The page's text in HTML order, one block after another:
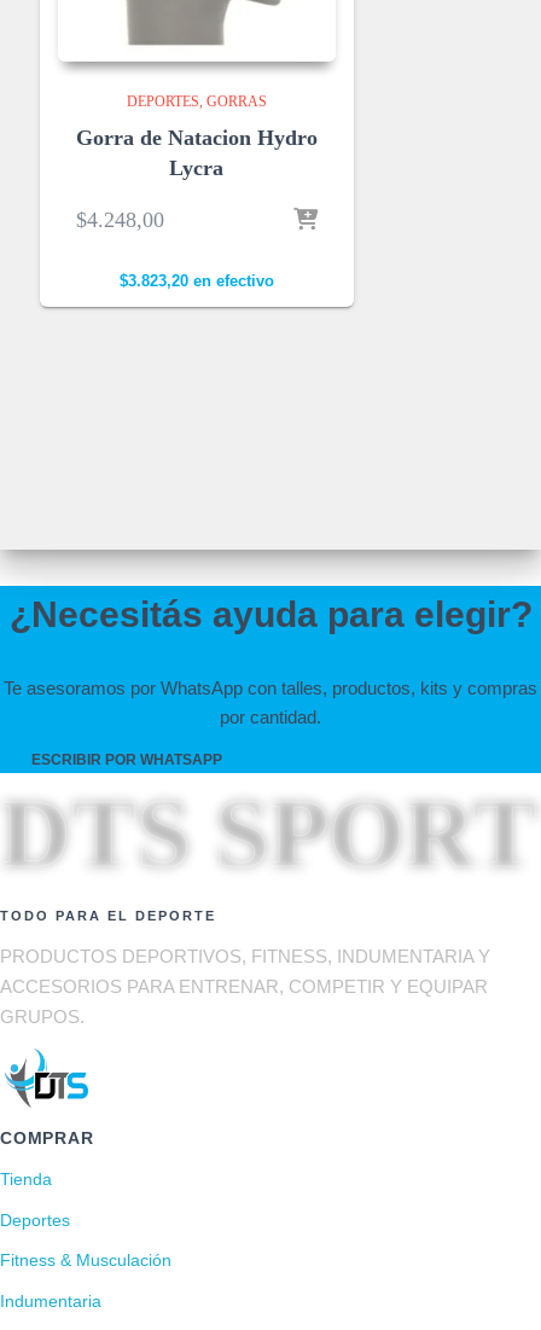
DEPORTES GORRAS
Gorra de Natacion Hydro
Lycra
$4.248,00
$3.823,20en efectivo
¿Necesitás ayuda para elegir?
Te asesoramos por WhatsApp con talles, productos, kits y compras
por cantidad.
ESCRIBIR POR WHATSAPP
DTS SPORT
TODO PARA EL DEPORTE
PRODUCTOS DEPORTIVOS, FITNESS, INDUMENTARIA Y
ACCESORIOS PARA ENTRENAR, COMPETIR Y EQUIPAR
GRUPOS.
COMPRAR
Tienda
Deportes
Fitness & Musculación
Indumentaria